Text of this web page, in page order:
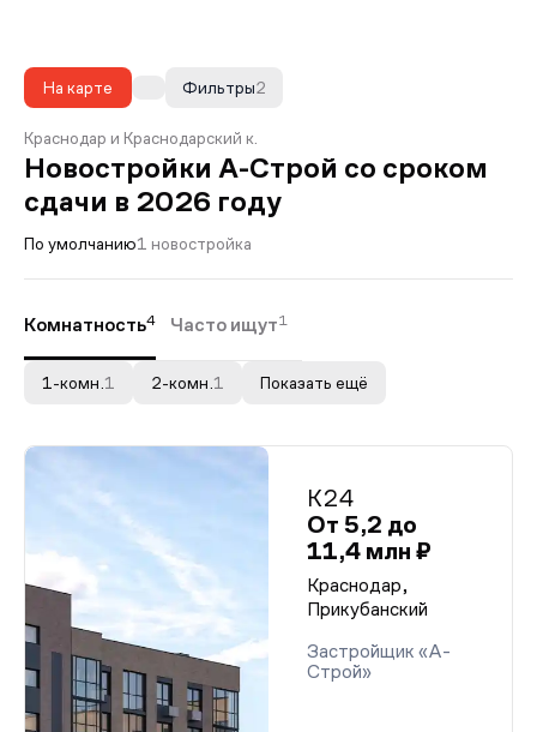
На карте 2
Фильтры
Краснодар и Краснодарский к.
Новостройки А-Строй со сроком
сдачи в 2026 году
По умолчанию1 новостройка
Комнатность4 Часто ищут1
1-комн. 1 2-комн. 1 Показать ещё
К24
От 5,2 до
11,4 млн ₽
Краснодар,
Прикубанский
Застройщик «А-
Строй»